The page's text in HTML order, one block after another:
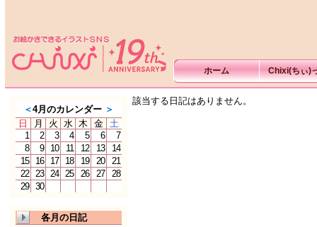
ホーム Chixi(ちぃ)
＜4月のカレンダー ＞
日
月 火 水 木 金 土
1
2 3 4 5 6
7
8
9 10 11 12 13
14
15
16 17 18 19 20
21
22 23 24 25 26 27
28
29 30
各月の日記
該当する日記はありません。